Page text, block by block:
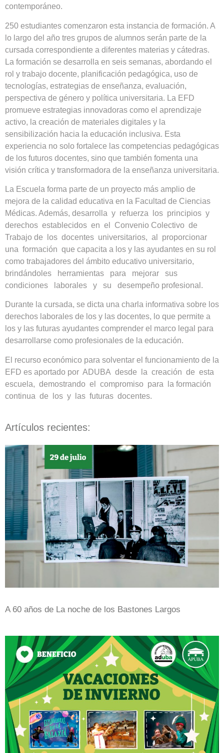
contemporáneo.
250 estudiantes comenzaron esta instancia de formación. A
lo largo del año tres grupos de alumnos serán parte de la
cursada correspondiente a diferentes materias y cátedras.
La formación se desarrolla en seis semanas, abordando el
rol y trabajo docente, planificación pedagógica, uso de
tecnologías, estrategias de enseñanza, evaluación,
perspectiva de género y política universitaria. La EFD
promueve estrategias innovadoras como el aprendizaje
activo, la creación de materiales digitales y la
sensibilización hacia la educación inclusiva. Esta
experiencia no solo fortalece las competencias pedagógicas
de los futuros docentes, sino que también fomenta una
visión crítica y transformadora de la enseñanza universitaria.
La Escuela forma parte de un proyecto más amplio de
mejora de la calidad educativa en la Facultad de Ciencias
Médicas. Además, desarrolla y refuerza los principios y
derechos establecidos en el Convenio Colectivo de
Trabajo de los docentes universitarios, al proporcionar
una formación que capacita a los y las ayudantes en su rol
como trabajadores del ámbito educativo universitario,
brindándoles herramientas para mejorar sus
condiciones laborales y su desempeño profesional.
Durante la cursada, se dicta una charla informativa sobre los
derechos laborales de los y las docentes, lo que permite a
los y las futuras ayudantes comprender el marco legal para
desarrollarse como profesionales de la educación.
El recurso económico para solventar el funcionamiento de la
EFD es aportado por ADUBA desde la creación de esta
escuela, demostrando el compromiso para la formación
continua de los y las futuras docentes.
Artículos recientes:
A 60 años de La noche de los Bastones Largos